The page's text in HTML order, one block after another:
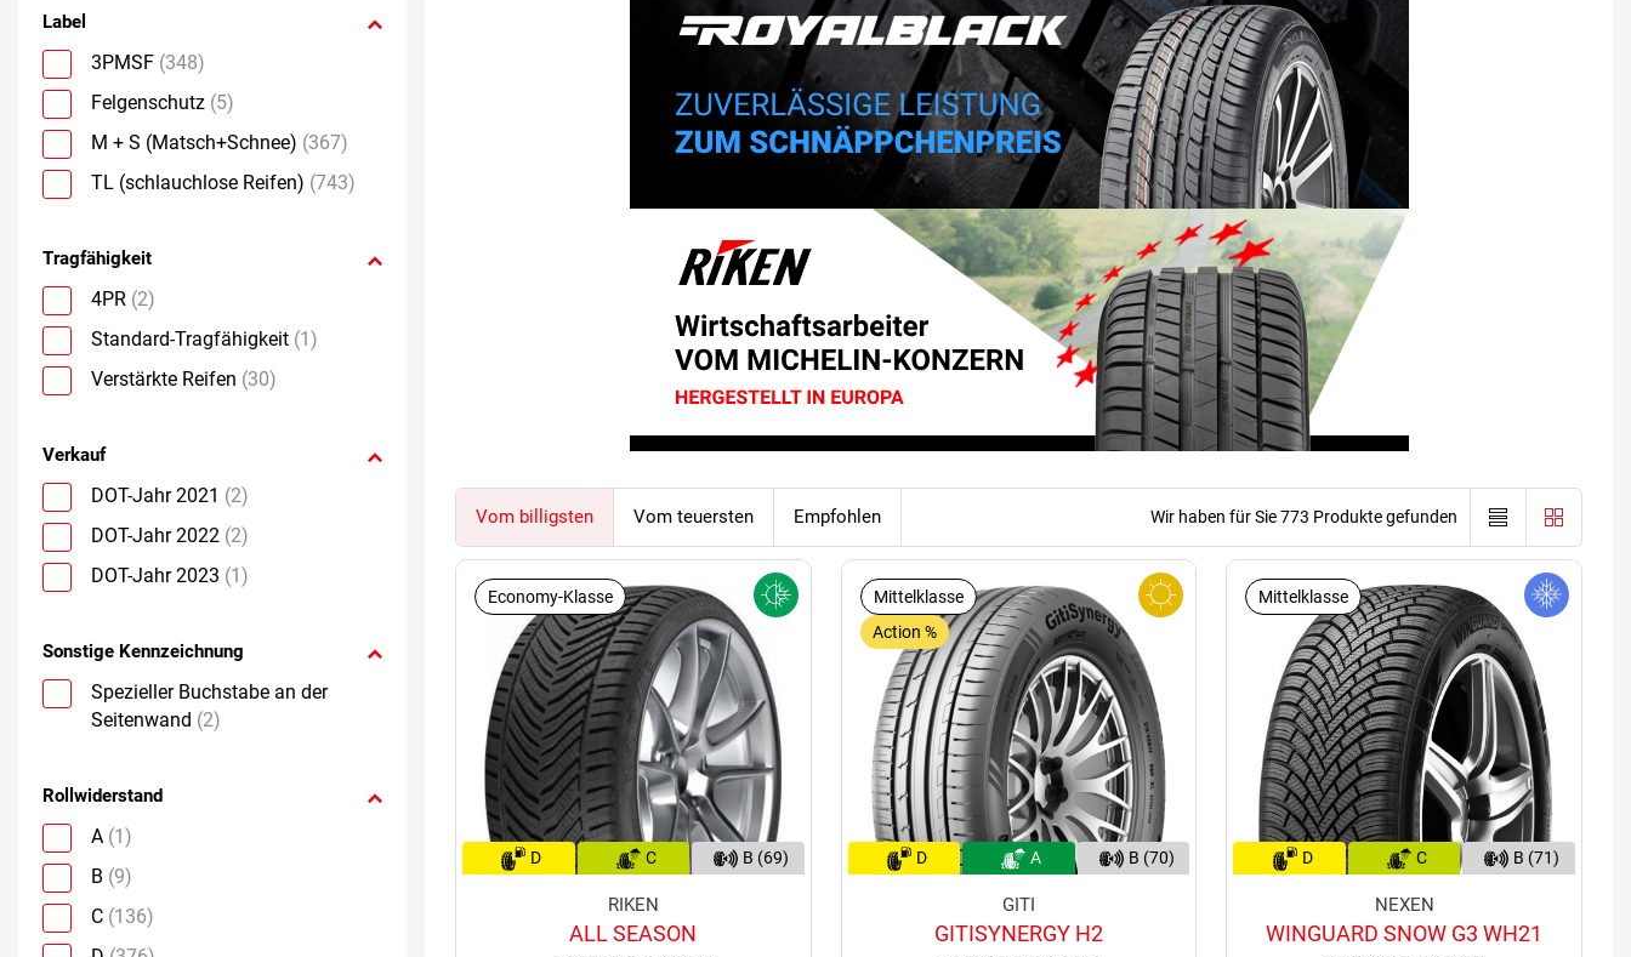
Label
3PMSF (348)
Felgenschutz (5)
M + S (Matsch+Schnee) (367)
TL (schlauchlose Reifen) (743)
Tragfähigkeit
4PR (2)
Standard-Tragfähigkeit (1)
Verstärkte Reifen (30)
Verkauf
DOT-Jahr 2021 (2)
DOT-Jahr 2022 (2)
DOT-Jahr 2023 (1)
Sonstige Kennzeichnung
Spezieller Buchstabe an der
Seitenwand (2)
Rollwiderstand
A (1)
B (9)
C (136)
Vom billigsten Vom teuersten Empfohlen Wir haben für Sie 773 Produkte gefunden
Economy-Klasse
D C B (69)
RIKEN
ALL SEASON
Mittelklasse
Action %
D A B (70)
GITI
GITISYNERGY H2
Mittelklasse
D C B (71)
NEXEN
WINGUARD SNOW G3 WH21